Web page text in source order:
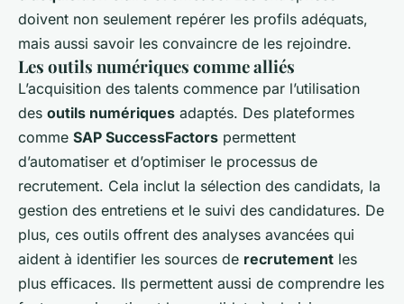
doivent non seulement repérer les profils adéquats,
mais aussi savoir les convaincre de les rejoindre.
Les outils numériques comme alliés
L’acquisition des talents commence par l’utilisation
des outils numériques adaptés. Des plateformes
comme SAP SuccessFactors permettent
d’automatiser et d’optimiser le processus de
recrutement. Cela inclut la sélection des candidats, la
gestion des entretiens et le suivi des candidatures. De
plus, ces outils offrent des analyses avancées qui
aident à identifier les sources de recrutement les
plus efficaces. Ils permettent aussi de comprendre les